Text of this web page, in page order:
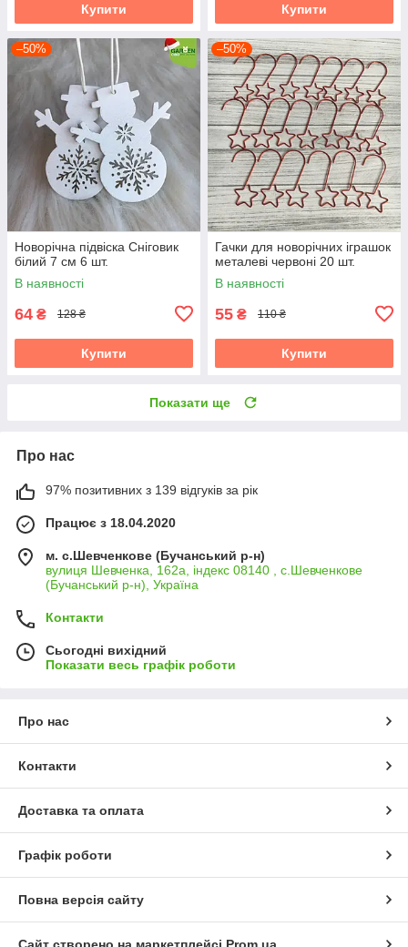
Купити Купити
–50%
Новорічна підвіска Сніговик
білий 7 см 6 шт.
В наявності
64 ₴ 128 ₴
Купити
–50%
Гачки для новорічних іграшок
металеві червоні 20 шт.
В наявності
55 ₴ 110 ₴
Купити
Показати ще
Про нас
97% позитивних з 139 відгуків за рік
Працює з 18.04.2020
м. с.Шевченкове (Бучанський р-н)
вулиця Шевченка, 162а, індекс 08140 , с.Шевченкове
(Бучанський р-н), Україна
Контакти
Сьогодні вихідний
Показати весь графік роботи
Про нас
Контакти
Доставка та оплата
Графік роботи
Повна версія сайту